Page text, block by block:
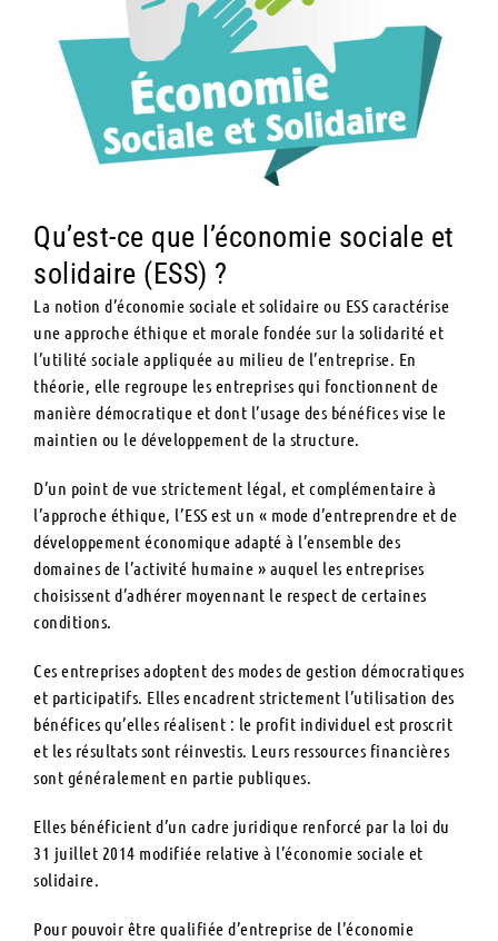
Qu’est-ce que l’économie sociale et
solidaire (ESS) ?
La notion d’économie sociale et solidaire ou ESS caractérise
une approche éthique et morale fondée sur la solidarité et
l’utilité sociale appliquée au milieu de l’entreprise. En
théorie, elle regroupe les entreprises qui fonctionnent de
manière démocratique et dont l’usage des bénéfices vise le
maintien ou le développement de la structure.
D’un point de vue strictement légal, et complémentaire à
l’approche éthique, l’ESS est un « mode d’entreprendre et de
développement économique adapté à l’ensemble des
domaines de l’activité humaine » auquel les entreprises
choisissent d’adhérer moyennant le respect de certaines
conditions.
Ces entreprises adoptent des modes de gestion démocratiques
et participatifs. Elles encadrent strictement l’utilisation des
bénéfices qu’elles réalisent : le profit individuel est proscrit
et les résultats sont réinvestis. Leurs ressources financières
sont généralement en partie publiques.
Elles bénéficient d’un cadre juridique renforcé par la loi du
31 juillet 2014 modifiée relative à l’économie sociale et
solidaire.
Pour pouvoir être qualifiée d’entreprise de l’économie